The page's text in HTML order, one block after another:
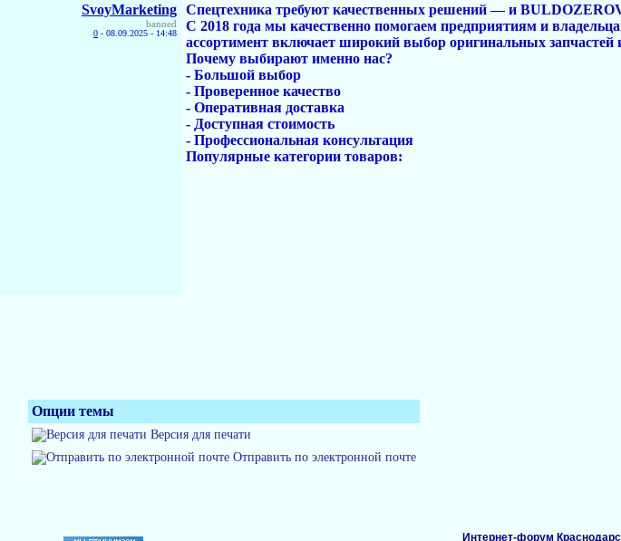
SvoyMarketing
banned
0 - 08.09.2025 - 14:48
Спецтехника требуют качественных решений — и
С 2018 года мы качественно помогаем предприятиям и
ассортимент включает широкий выбор оригинальных запчастей
Почему выбирают именно нас?
- Большой выбор
- Проверенное качество
- Оперативная доставка
- Доступная стоимость
- Профессиональная консультация
Популярные категории товаров:
Опции темы
Версия для печати
Отправить по электронной почте
Интернет-форум